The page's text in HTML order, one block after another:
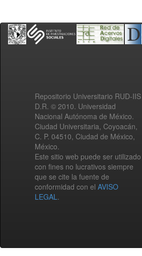
Repositorio Universitario RUD-IIS
D.R. © 2010. Universidad
Nacional Autónoma de México.
Ciudad Universitaria, Coyoacán,
C. P. 04510, Ciudad de México,
México.
Este sitio web puede ser utilizado
con fines no lucrativos siempre
que se cite la fuente de
conformidad con el AVISO
LEGAL.